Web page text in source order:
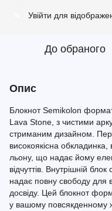
Увійти для
До обраного
Опис
Блокнот Semikolon
Lava Stone, з чистими
стриманим дизайном.
високоякісна обкладинка,
льону, що надає йому
відчуттів. Внутрішній
надає повну свободу для
досвіду. Цей блокнот
у вашому повсякденному